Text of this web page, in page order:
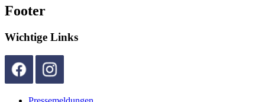
Footer
Wichtige Links